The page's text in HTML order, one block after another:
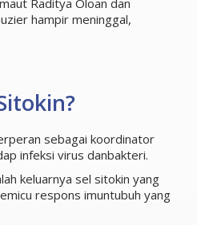
hampir meninggal,
sebagai koordinator
infeksi virus danbakteri.
keluarnya sel sitokin yang
respons imuntubuh yang